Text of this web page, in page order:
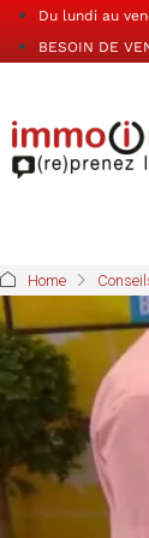
Du lundi au
BESOIN DE
Home